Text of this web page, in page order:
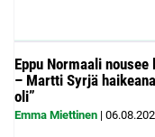
Eppu Normaali
– Martti Syrjä
oli”
Emma Miettinen |